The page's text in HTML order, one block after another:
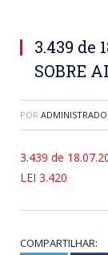
3.439 de
SOBRE
POR
3.439 de
LEI 3.420
COMPARTILHAR: